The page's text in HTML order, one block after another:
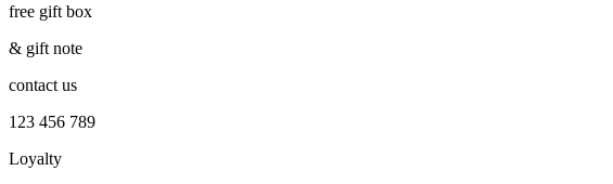
free gift box
& gift note
contact us
123 456 789
Loyalty